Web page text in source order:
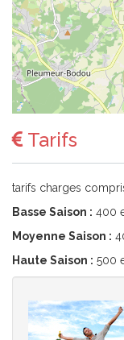
Tarifs
tarifs charges
Basse Saison : 400
Moyenne Saison :
Haute Saison : 500